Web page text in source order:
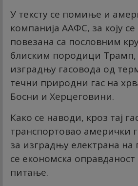
У тексту се помиње и
компанија ААФС, за коју се
повезана са пословним
блиским породици Трамп,
изградњу гасовода од
течни природни гас на
Босни и Херцеговини.
Како се наводи, кроз тај
транспортовао амерички
за изградњу електрана на
се економска
питање.